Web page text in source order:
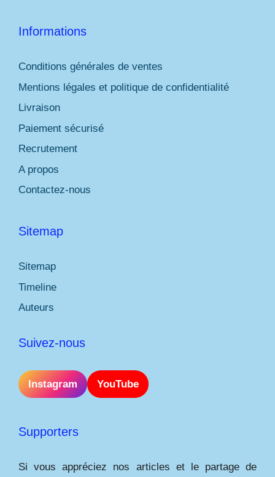
Informations
Conditions générales de ventes
Mentions légales et politique de confidentialité
Livraison
Paiement sécurisé
Recrutement
A propos
Contactez-nous
Sitemap
Sitemap
Timeline
Auteurs
Suivez-nous
Instagram YouTube
Supporters
Si vous appréciez nos articles et le partage de